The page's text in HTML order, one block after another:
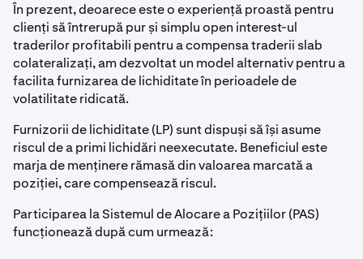
În prezent, deoarece este o experiență proastă pentru
clienți să întrerupă pur și simplu open interest-ul
traderilor profitabili pentru a compensa traderii slab
colateralizați, am dezvoltat un model alternativ pentru a
facilita furnizarea de lichiditate în perioadele de
volatilitate ridicată.
Furnizorii de lichiditate (LP) sunt dispuși să își asume
riscul de a primi lichidări neexecutate. Beneficiul este
marja de menținere rămasă din valoarea marcată a
poziției, care compensează riscul.
Participarea la Sistemul de Alocare a Pozițiilor (PAS)
funcționează după cum urmează: